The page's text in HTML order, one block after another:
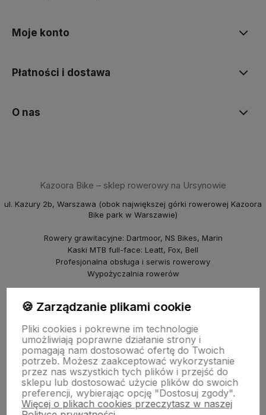
Moje konto
Płatności i dostawa
O nas
Kazoora Bike – sklep rowerowy na Ursynowie
ul. Kazury 2b, Warszawa (obok największej górki rowerowej Kazoora
Bike park w Warszawie)
Rowery grawitacyjne: Dartmoor, NS Bikes, Marin
Kaski MTB full-face: Leatt, Fox, Bell
Profesjonalna obsługa i serwis rowerowy
Wypożyczalnia rowerów
piBike – sklep rowerowy na Młocinach
ul. Farysa 60b, Warszawa
Rowery crossowe i miejskie (Marin, NS Bikes, Polka)
Punkt odbioru i serwis
© 2025 Kazoora BIKE & piBike. Wszelkie prawa zastrzeżone.
🍪 Zarządzanie plikami cookie
Pliki cookies i pokrewne im technologie
umożliwiają poprawne działanie strony i
pomagają nam dostosować ofertę do Twoich
potrzeb. Możesz zaakceptować wykorzystanie
przez nas wszystkich tych plików i przejść do
sklepu lub dostosować użycie plików do swoich
preferencji, wybierając opcję "Dostosuj zgody".
Więcej o plikach cookies przeczytasz w naszej